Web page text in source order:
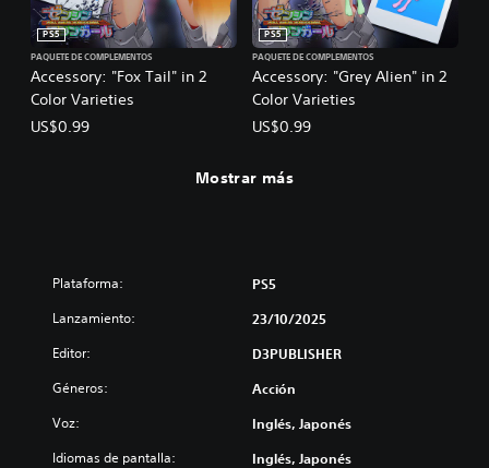
Accessory: "Fox Tail" in 2
Color Varieties
PS5
PAQUETE DE COMPLEMENTOS
US$0.99
Accessory: "Grey Alien" in 2
Color Varieties
PS5
PAQUETE DE COMPLEMENTOS
US$0.99
Mostrar más
Plataforma: PS5
Lanzamiento: 23/10/2025
Editor: D3PUBLISHER
Géneros: Acción
Voz: Inglés, Japonés
Idiomas de pantalla: Inglés, Japonés